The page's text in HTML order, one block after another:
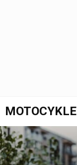
MOTOCYKLE